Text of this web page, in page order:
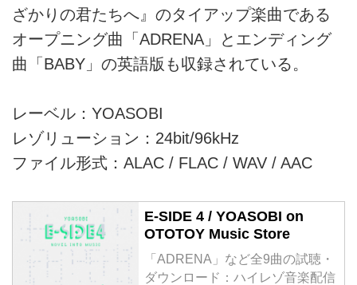
ざかりの君たちへ』のタイアップ楽曲である
オープニング曲「ADRENA」とエンディング
曲「BABY」の英語版も収録されている。
レーベル：YOASOBI
レゾリューション：24bit/96kHz
ファイル形式：ALAC / FLAC / WAV / AAC
E-SIDE 4 / YOASOBI on
OTOTOY Music Store
「ADRENA」など全9曲の試聴・
ダウンロード：ハイレゾ音楽配信